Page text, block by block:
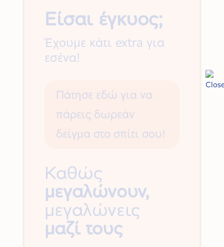
Είσαι έγκυος;
Έχουμε κάτι extra για
εσένα!
Πάτησε εδώ για να
πάρεις δωρεάν
δείγμα στο σπίτι σου!
Καθώς
μεγαλώνουν,
μεγαλώνεις
μαζί τους